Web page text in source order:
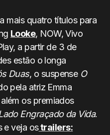
mais quatro títulos para
Looke, NOW, Vivo
a partir de 3 de
estão o longa
Duas, o suspense O
pela atriz Emma
os premiados
Engraçado da Vida.
e veja ostrailers: